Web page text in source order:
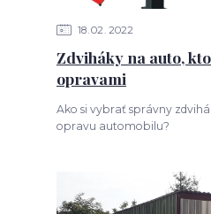
18 02 2022
Zdviháky na auto,
opravami
Ako si vybrať správny
opravu automobilu?